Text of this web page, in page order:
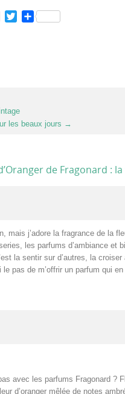
EmailTwitterPartager
les beaux jours →
de Fragonard :
mais j’adore la fragrance de la
les parfums d’ambiance et
la sentir sur d’autres, la
pas de m’offrir un parfum qui
avec les parfums Fragonard ?
d’oranger mêlée de notes